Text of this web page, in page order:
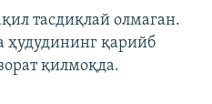
тасдиқлай олмаган.
ҳудудининг қарийб
қилмоқда.